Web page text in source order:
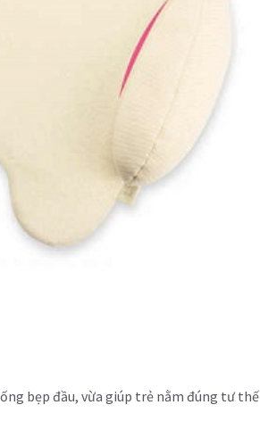
bẹp đầu, vừa giúp trẻ nằm đúng tư thế